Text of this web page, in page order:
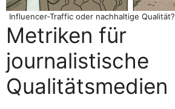
Influencer-Traffic oder nachhaltige
Metriken für
journalistische
Qualitätsmedien